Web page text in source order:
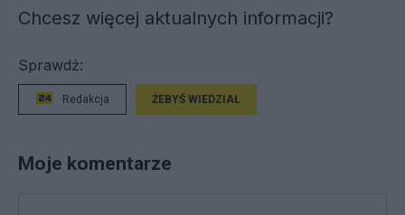
Chcesz więcej aktualnych informacji?
Sprawdź:
Redakcja ŻEBYŚ WIEDZIAŁ
Moje komentarze